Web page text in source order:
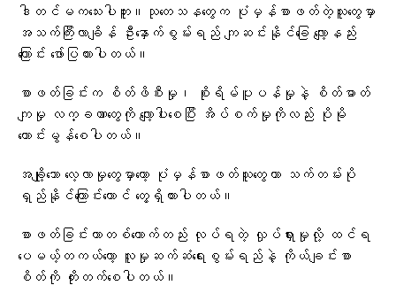
ဒါတင်မကသေးပါဘူး။သုတေသနတွေက ပုံမှန်စာဖတ်တဲ့သူတွေမှာ
အသက်ကြီးလာချိန် ဦးနှောက်စွမ်းရည် ကျဆင်းနိုင်ခြေ လျော့နည်း
ကြောင်း ဖော်ပြထားပါတယ်။
စာဖတ်ခြင်းက စိတ်ဖိစီးမှု၊ စိုးရိမ်ပူပန်မှုနဲ့ စိတ်ဓာတ်
ကျမှု လက္ခဏာတွေကို လျော့ပါးစေပြီး အိပ်စက်မှုကိုလည်း ပိုမို
ကောင်းမွန်စေပါတယ်။
အချို့သော လေ့လာမှုတွေမှာတော့ ပုံမှန်စာဖတ်သူတွေဟာ သက်တမ်းပို
ရှည်နိုင်ကြောင်းတောင် တွေ့ရှိထားပါတယ်။
စာဖတ်ခြင်းဟာတစ်ယောက်တည်း လုပ်ရတဲ့ လှုပ်ရှားမှုလို့ ထင်ရ
ပေမယ့်တကယ်တော့ လူမှုဆက်ဆံရေးစွမ်းရည်နဲ့ ကိုယ်ချင်းစာ
စိတ်ကို တိုးတက်စေပါတယ်။